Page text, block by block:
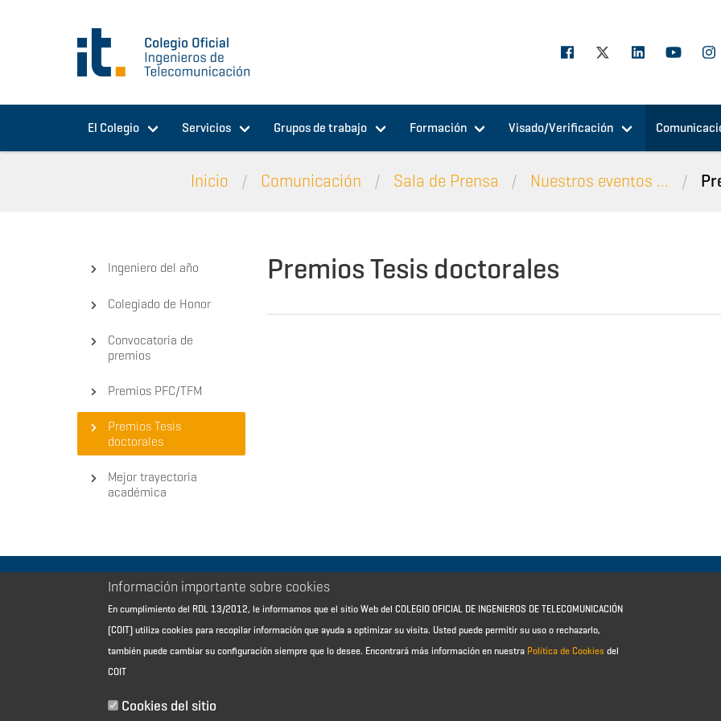
El Colegio Servicios Grupos de trabajo Formación Visado/Verificación
Inicio Comunicación Sala de Prensa Nuestros eventos ...
Ingeniero del año
Colegiado de Honor
Convocatoria de
premios
Premios PFC/TFM
Premios Tesis
doctorales
Mejor trayectoria
académica
Premios Tesis doctorales
Aviso Legal - Información general
Contacto
Política de reembolso
Sitemap
Información importante sobre cookies
En cumplimiento del RDL 13/2012, le informamos que el sitio Web del COLEGIO OFICIAL DE INGENIEROS DE TELECOMUNICACIÓN
(COIT) utiliza cookies para recopilar información que ayuda a optimizar su visita. Usted puede permitir su uso o rechazarlo,
también puede cambiar su configuración siempre que lo desee. Encontrará más información en nuestra Política de Cookies del
COIT
Cookies del sitio